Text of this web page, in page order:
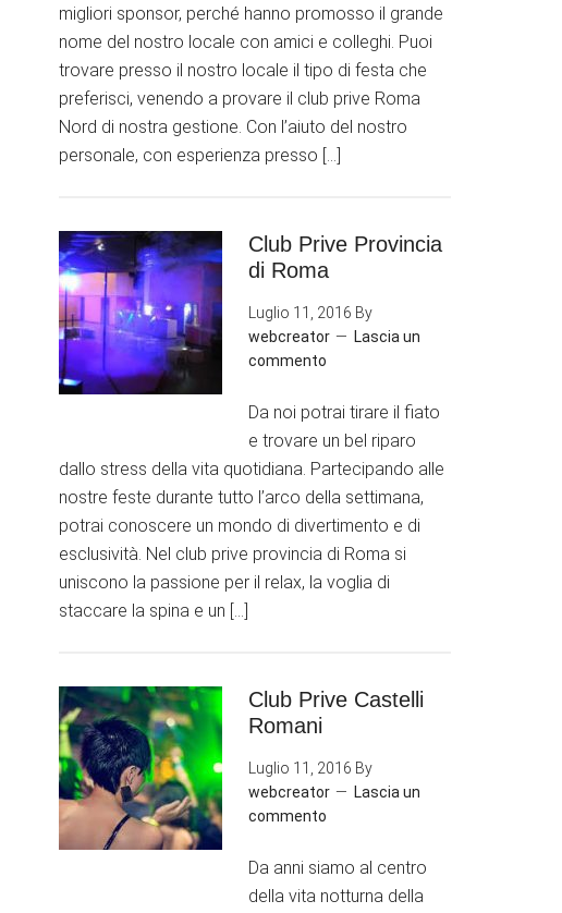
migliori sponsor, perché hanno promosso il grande
nome del nostro locale con amici e colleghi. Puoi
trovare presso il nostro locale il tipo di festa che
preferisci, venendo a provare il club prive Roma
Nord di nostra gestione. Con l’aiuto del nostro
personale, con esperienza presso […]
Club Prive Provincia
di Roma
Luglio 11, 2016 By
webcreator
Lascia un
commento
Da noi potrai tirare il fiato
e trovare un bel riparo
dallo stress della vita quotidiana. Partecipando alle
nostre feste durante tutto l’arco della settimana,
potrai conoscere un mondo di divertimento e di
esclusività. Nel club prive provincia di Roma si
uniscono la passione per il relax, la voglia di
staccare la spina e un […]
Club Prive Castelli
Romani
Luglio 11, 2016 By
webcreator
Lascia un
commento
Da anni siamo al centro
della vita notturna della